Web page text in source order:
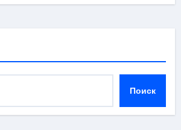
Поиск